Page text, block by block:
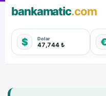
bankamatic.com
$ Dolar
47,744 ₺